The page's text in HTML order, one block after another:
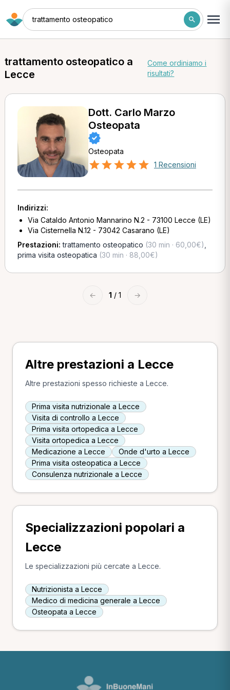
trattamento osteopatico
trattamento osteopatico a
Lecce
Come ordiniamo i
risultati?
Dott. Carlo Marzo
Osteopata
Osteopata
1 Recensioni
Indirizzi:
Via Cataldo Antonio Mannarino N.2 - 73100 Lecce (LE)
Via Cisternella N.12 - 73042 Casarano (LE)
Prestazioni:trattamento osteopatico (30 min · 60,00€)
prima visita osteopatica (30 min · 88,00€)
← 1 / 1 →
Altre prestazioni a Lecce
Altre prestazioni spesso richieste a Lecce.
Prima visita nutrizionale a Lecce
Visita di controllo a Lecce
Prima visita ortopedica a Lecce
Visita ortopedica a Lecce
Medicazione a Lecce
Onde d'urto a Lecce
Prima visita osteopatica a Lecce
Consulenza nutrizionale a Lecce
Specializzazioni popolari a
Lecce
Le specializzazioni più cercate a Lecce.
Nutrizionista a Lecce
Medico di medicina generale a Lecce
Osteopata a Lecce